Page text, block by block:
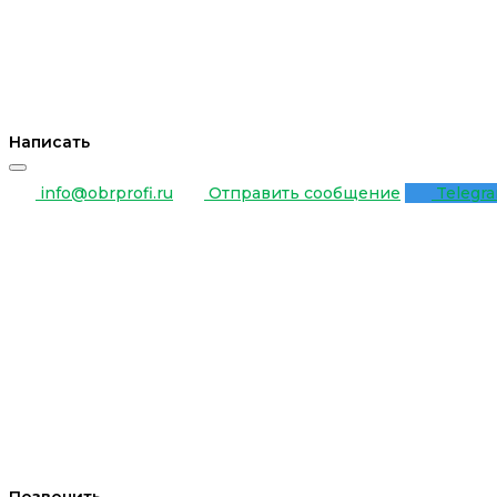
Написать
info@obrprofi.ru Отправить сообщение